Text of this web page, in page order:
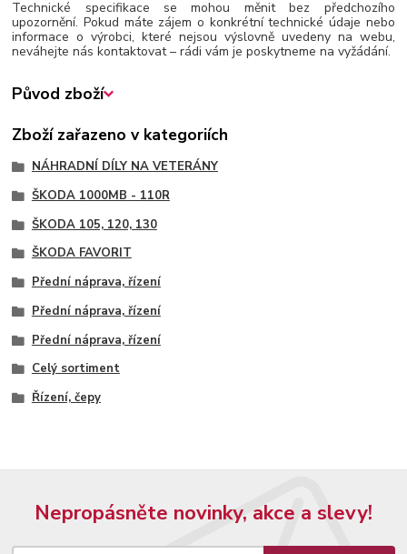
Technické specifikace se mohou měnit bez předchozího
upozornění. Pokud máte zájem o konkrétní technické údaje nebo
informace o výrobci, které nejsou výslovně uvedeny na webu,
neváhejte nás kontaktovat – rádi vám je poskytneme na vyžádání.
Původ zboží
Zboží zařazeno v kategoriích
NÁHRADNÍ DÍLY NA VETERÁNY
ŠKODA 1000MB - 110R
ŠKODA 105, 120, 130
ŠKODA FAVORIT
Přední náprava, řízení
Přední náprava, řízení
Přední náprava, řízení
Celý sortiment
Řízení, čepy
Nepropásněte novinky, akce a slevy!